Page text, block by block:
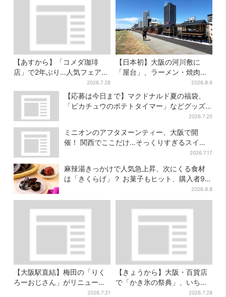
【あすから】「コメダ珈琲
店」で2年ぶり…人気フェアが
復活！“ハワイ旅行が当た
る”キャンペーンも
2026.7.28
【日本初】大阪の河川敷に
「屋台」、ラーメン・焼肉・
しゃぶしゃぶ・カフェまで…
22店舗がオープン
2026.8.6
【応募は今日まで】マクドナルド夏の福袋、
「ピカチュウのポテトタイマー」などグッズ3
2026.7.20
ミニオンのアフタヌーンティー、大阪で開
催！ 関西でここだけ…そっくりすぎるスイー
2026.7.17
麻辣湯きっかけで人気急上昇、次にくる食材
は「きくらげ」？ お菓子もヒット、購入者9割
2026.8.8
【大阪駅直結】梅田の「りく
ろーおじさん」がリニューア
ル！チーズケーキ以外も充2026.7.21
【きょうから】大阪・百貨店
で「かき氷の祭典」、いち
ご・イチジク・紅茶・チー2026.7.28